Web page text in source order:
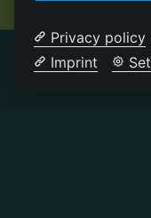
Privacy policy
Imprint